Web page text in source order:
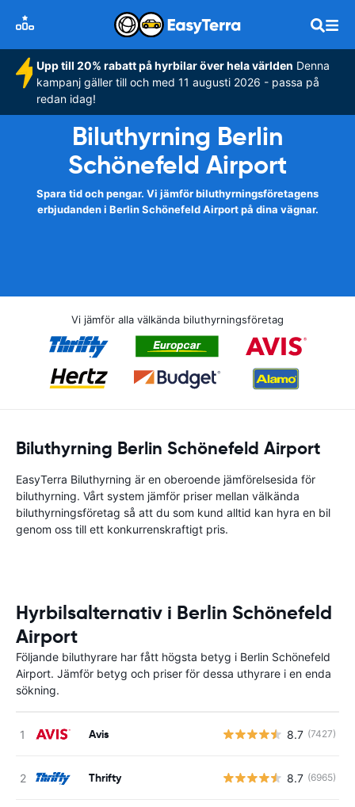
Upp till 20% rabatt på hyrbilar över hela världen Denna
kampanj gäller till och med 11 augusti 2026 - passa på
redan idag!
Biluthyrning Berlin
Schönefeld Airport
Spara tid och pengar. Vi jämför biluthyrningsföretagens
erbjudanden i Berlin Schönefeld Airport på dina vägnar.
Vi jämför alla välkända biluthyrningsföretag
Biluthyrning Berlin Schönefeld Airport
EasyTerra Biluthyrning är en oberoende jämförelsesida för
biluthyrning. Vårt system jämför priser mellan välkända
biluthyrningsföretag så att du som kund alltid kan hyra en bil
genom oss till ett konkurrenskraftigt pris.
Hyrbilsalternativ i Berlin Schönefeld
Airport
Följande biluthyrare har fått högsta betyg i Berlin Schönefeld
Airport. Jämför betyg och priser för dessa uthyrare i en enda
sökning.
Avis 8.7 (7427)
Thrifty 8.7 (6965)